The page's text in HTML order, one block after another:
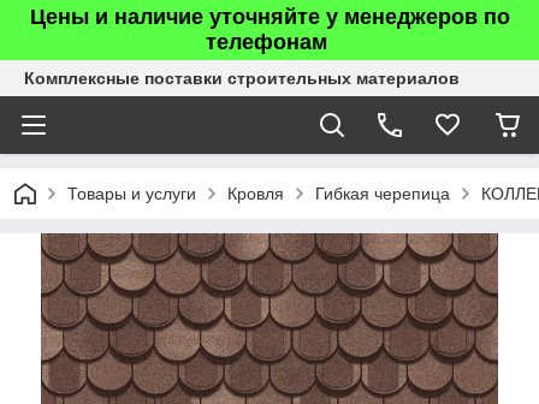
Цены и наличие уточняйте у менеджеров по
телефонам
Комплексные поставки строительных материалов
Товары и услуги Кровля Гибкая черепица